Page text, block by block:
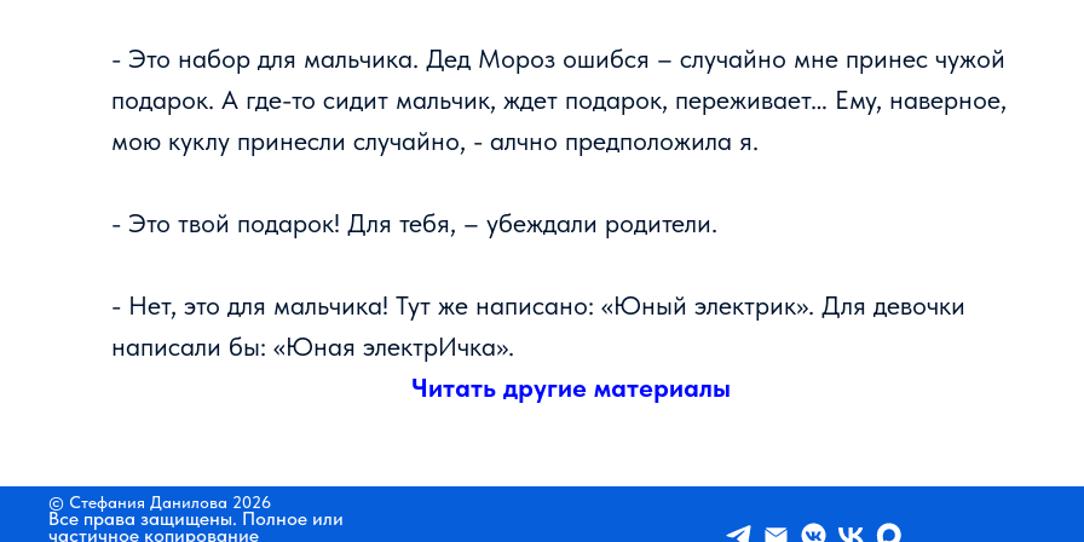
- Это набор для мальчика. Дед Мороз ошибся – случайно мне принес чужой
подарок. А где-то сидит мальчик, ждет подарок, переживает… Ему, наверное,
мою куклу принесли случайно, - алчно предположила я.
- Это твой подарок! Для тебя, – убеждали родители.
- Нет, это для мальчика! Тут же написано: «Юный электрик». Для девочки
написали бы: «Юная электрИчка».
Читать другие материалы
© Стефания Данилова 2026
Все права защищены. Полное или
частичное копирование